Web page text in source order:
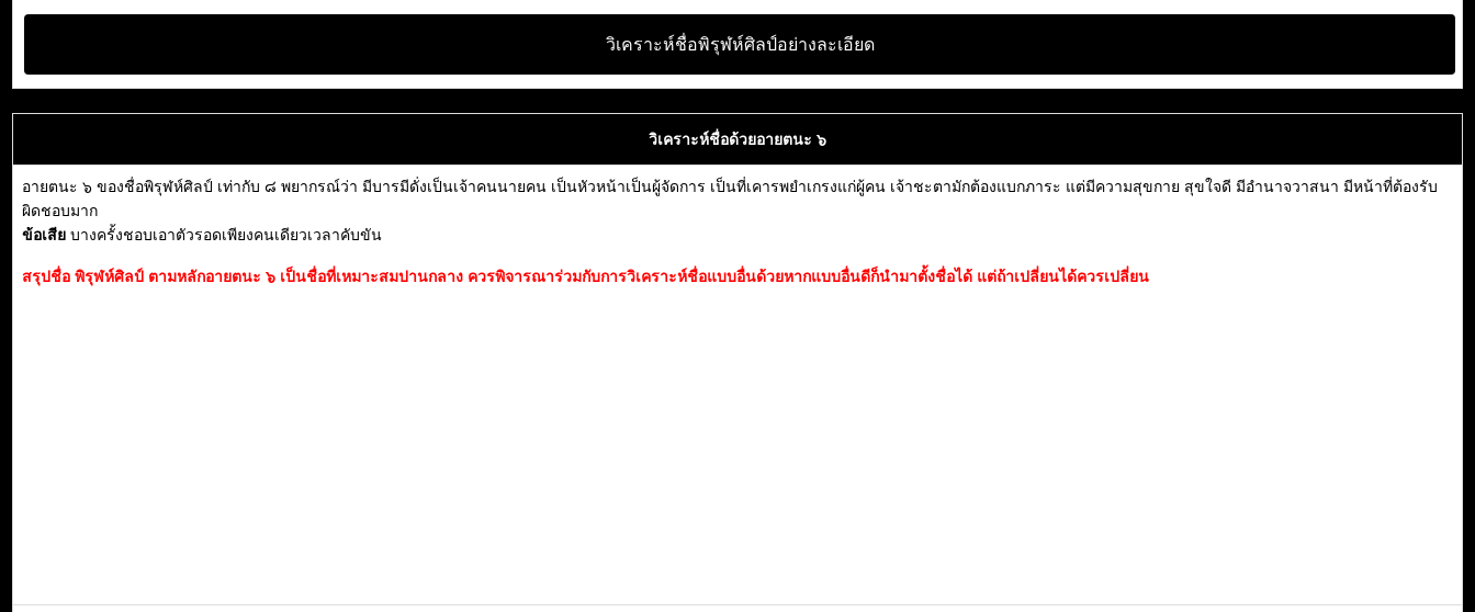
วิเคราะห์ชื่อพิรุฬห์ศิลป์อย่างละเอียด
วิเคราะห์ชื่อด้วยอายตนะ ๖
อายตนะ ๖ ของชื่อพิรุฬห์ศิลป์ เท่ากับ ๘ พยากรณ์ว่า มีบารมีดั่งเป็นเจ้าคนนายคน เป็นหัวหน้าเป็นผู้จัดการ เป็นที่เคารพยำเกรงแก่ผู้คน เจ้าชะตามักต้องแบกภาระ แต่มีความสุขกาย สุขใจดี มีอำนาจวาสนา มีหน้าที่ต้องรับ
ผิดชอบมาก
ข้อเสีย บางครั้งชอบเอาตัวรอดเพียงคนเดียวเวลาคับขัน
สรุปชื่อ พิรุฬห์ศิลป์ ตามหลักอายตนะ ๖ เป็นชื่อที่เหมาะสมปานกลาง ควรพิจารณาร่วมกับการวิเคราะห์ชื่อแบบอื่นด้วยหากแบบอื่นดีก็นำมาตั้งชื่อได้ แต่ถ้าเปลี่ยนได้ควรเปลี่ยน